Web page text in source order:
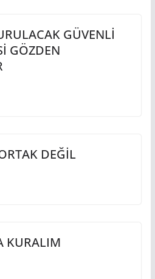
GÜVENLİ
GÖZDEN
DEĞİL
KURALIM